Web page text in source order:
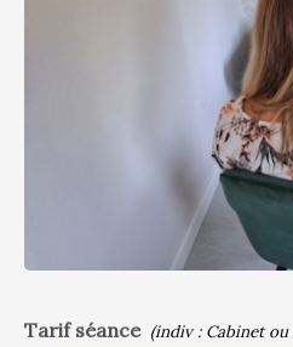
Tarif séance (indiv : Cabinet ou